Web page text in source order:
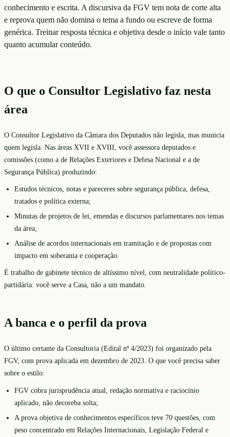
conhecimento e escrita. A discursiva da FGV tem nota de corte alta
e reprova quem não domina o tema a fundo ou escreve de forma
genérica. Treinar resposta técnica e objetiva desde o início vale tanto
quanto acumular conteúdo.
O que o Consultor Legislativo faz nesta
área
O Consultor Legislativo da Câmara dos Deputados não legisla, mas municia
quem legisla. Nas áreas XVII e XVIII, você assessora deputados e
comissões (como a de Relações Exteriores e Defesa Nacional e a de
Segurança Pública) produzindo:
Estudos técnicos, notas e pareceres sobre segurança pública, defesa,
tratados e política externa;
Minutas de projetos de lei, emendas e discursos parlamentares nos temas
da área;
Análise de acordos internacionais em tramitação e de propostas com
impacto em soberania e cooperação.
É trabalho de gabinete técnico de altíssimo nível, com neutralidade político-
partidária: você serve a Casa, não a um mandato.
A banca e o perfil da prova
O último certame da Consultoria (Edital nº 4/2023) foi organizado pela
FGV, com prova aplicada em dezembro de 2023. O que você precisa saber
sobre o estilo:
FGV cobra jurisprudência atual, redação normativa e raciocínio
aplicado, não decoreba solta;
A prova objetiva de conhecimentos específicos teve 70 questões, com
peso concentrado em Relações Internacionais, Legislação Federal e